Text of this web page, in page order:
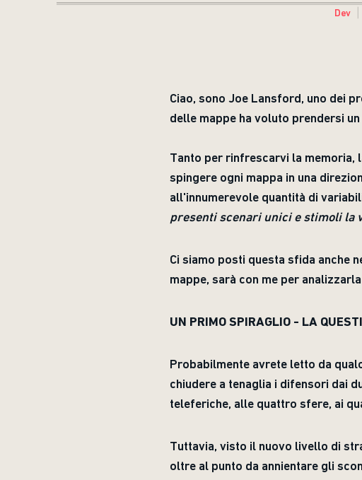
Dev
Ciao, sono Joe Lansford, uno dei
delle mappe ha voluto prendersi
Tanto per rinfrescarvi la memoria,
spingere ogni mappa in una
all'innumerevole quantità di
presenti scenari unici e stimoli la
Ci siamo posti questa sfida anche
mappe, sarà con me per
UN PRIMO SPIRAGLIO - LA
Probabilmente avrete letto da
chiudere a tenaglia i difensori dai
teleferiche, alle quattro sfere, ai
Tuttavia, visto il nuovo livello di
oltre al punto da annientare gli